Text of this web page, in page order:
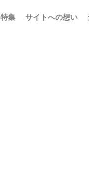
特集 サイトへの想い